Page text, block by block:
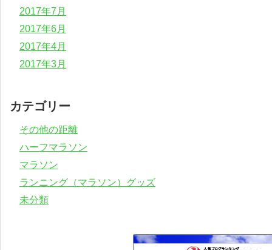
2017年7月
2017年6月
2017年4月
2017年3月
カテゴリー
その他の距離
ハーフマラソン
マラソン
ランニング（マラソン）グッズ
未分類